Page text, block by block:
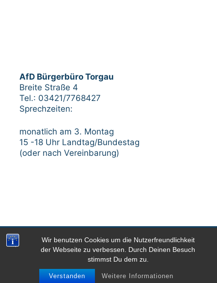
Wir benutzen Cookies um die Nutzerfreundlichkeit
der Webseite zu verbessen. Durch Deinen Besuch
stimmst Du dem zu.
Verstanden Weitere Informationen
AfD Bürgerbüro Torgau
Breite Straße 4
Tel.: 03421/7768427
Sprechzeiten:
monatlich am 3. Montag
15 -18 Uhr Landtag/Bundestag
(oder nach Vereinbarung)
Impressum Datenschutzerklärung
© 2026 AfD-Kreisverband Nordsachsen
GeneratePress